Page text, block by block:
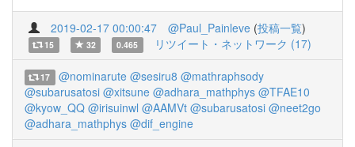
2019-02-17 00:00:47 @Paul_Painleve (投稿一覧)
15 32 0.465 リツイート・ネットワーク (17)
17 @nominarute @sesiru8 @mathraphsody
@subarusatosi @xitsune @adhara_mathphys @TFAE10
@kyow_QQ @irisuinwl @AAMVt @subarusatosi @neet2go
@adhara_mathphys @dif_engine